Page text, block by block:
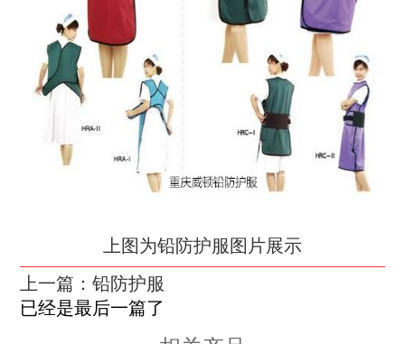
上图为铅防护服图片展示
上一篇：铅防护服
已经是最后一篇了